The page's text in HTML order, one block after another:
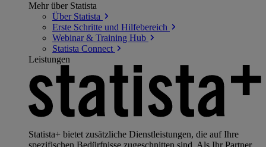
Mehr über Statista
Über Statista
Erste Schritte und Hilfebereich
Webinar & Training Hub
Statista Connect
Leistungen
Statista+ bietet zusätzliche Dienstleistungen, die auf Ihre
spezifischen Bedürfnisse zugeschnitten sind. Als Ihr Partner